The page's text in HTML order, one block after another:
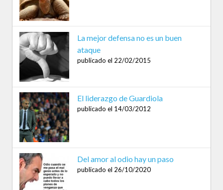
La mejor defensa no es un buen
ataque
publicado el 22/02/2015
El liderazgo de Guardiola
publicado el 14/03/2012
Del amor al odio hay un paso
publicado el 26/10/2020